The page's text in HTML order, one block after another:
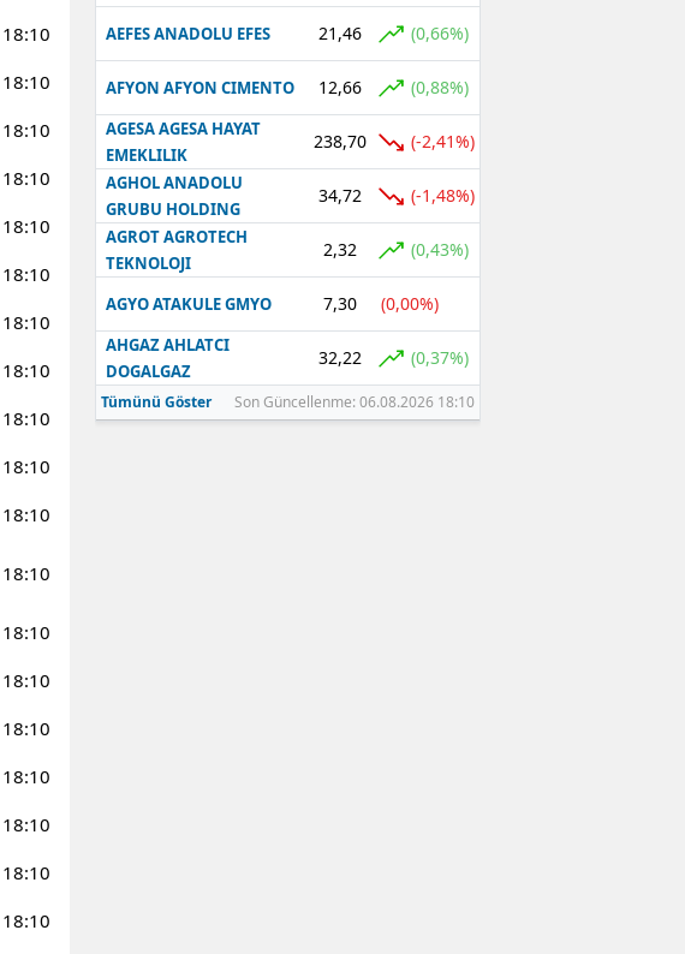
18:10
18:10
18:10
18:10
18:10
18:10
18:10
18:10
18:10
18:10
18:10
18:10
18:10
18:10
18:10
18:10
18:10
18:10
18:10
AEFES ANADOLU EFES 21,46 (0,66%)
AFYON AFYON CIMENTO 12,66 (0,88%)
AGESA AGESA HAYAT
EMEKLILIK
238,70 (-2,41%)
AGHOL ANADOLU
GRUBU HOLDING
34,72 (-1,48%)
AGROT AGROTECH
TEKNOLOJI
2,32 (0,43%)
AGYO ATAKULE GMYO 7,30 (0,00%)
AHGAZ AHLATCI
DOGALGAZ
32,22 (0,37%)
Tümünü Göster Son Güncellenme: 06.08.2026 18:10